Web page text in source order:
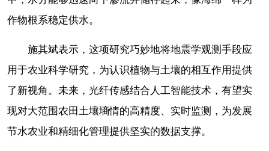
作物根系稳定供水。
施其斌表示，这项研究巧妙地将地震学观测手段应
用于农业科学研究，为认识植物与土壤的相互作用提供
了新视角。未来，光纤传感结合人工智能技术，有望实
现对大范围农田土壤墒情的高精度、实时监测，为发展
节水农业和精细化管理提供坚实的数据支撑。